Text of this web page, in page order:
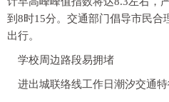
到8时15分。交通部门倡导市民合
出行。
学校周边路段易拥堵
进出城联络线工作日潮汐交通